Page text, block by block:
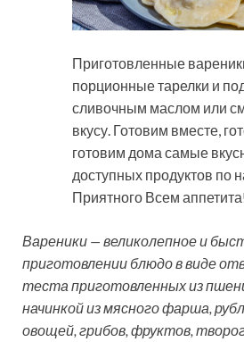
Приготовленные
порционные тарелки и
сливочным маслом или
вкусу. Готовим вместе,
готовим дома самые
доступных продуктов по
Приятного Всем
Вареники — великолепное и
приготовлении блюдо в виде
теста приготовленных из
начинкой из мясного фарша,
овощей, грибов, фруктов,